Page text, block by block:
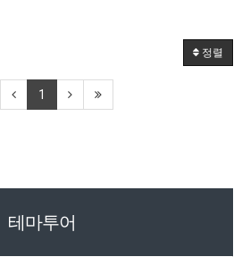
정렬
1
테마투어